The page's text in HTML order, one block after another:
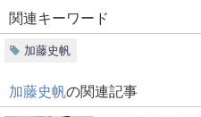
関連キーワード
加藤史帆
加藤史帆 の関連記事